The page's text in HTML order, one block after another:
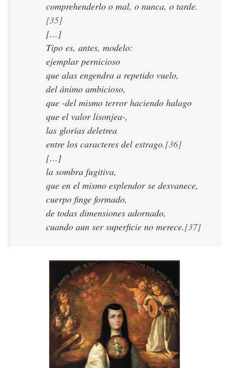
comprehenderlo o mal, o nunca, o tarde.
[35]
[…]
Tipo es, antes, modelo:
ejemplar pernicioso
que alas engendra a repetido vuelo,
del ánimo ambicioso,
que -del mismo terror haciendo halago
que el valor lisonjea-,
las glorías deletrea
entre los caracteres del estrago.[36]
[…]
la sombra fugitiva,
que en el mismo esplendor se desvanece,
cuerpo finge formado,
de todas dimensiones adornado,
cuando aun ser superficie no merece.[37]